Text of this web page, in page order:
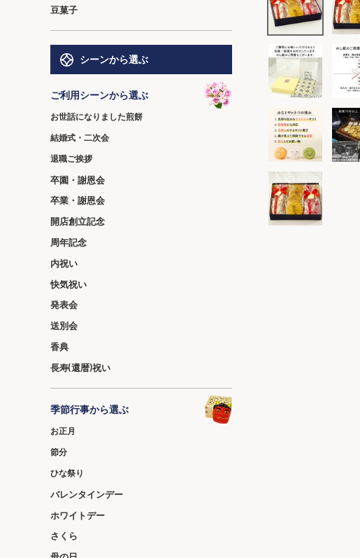
豆菓子
シーンから選ぶ
ご利用シーンから選ぶ
お世話になりました煎餅
結婚式・二次会
退職ご挨拶
卒園・謝恩会
卒業・謝恩会
開店創立記念
周年記念
内祝い
快気祝い
発表会
送別会
香典
長寿(還暦)祝い
季節行事から選ぶ
お正月
節分
ひな祭り
バレンタインデー
ホワイトデー
さくら